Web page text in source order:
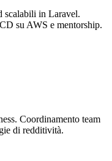
scalabili in Laravel.
su AWS e mentorship.
Coordinamento team
di redditività.